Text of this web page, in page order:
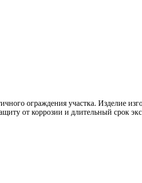
ограждения участка. Изделие
от коррозии и длительный срок